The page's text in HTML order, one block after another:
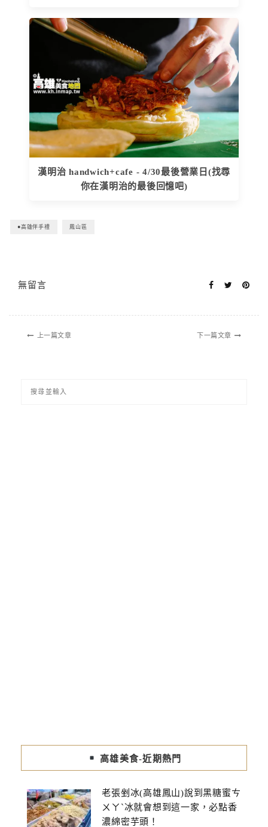
漢明治 handwich+cafe - 4/30最後營業日(找尋
你在漢明治的最後回憶吧)
●高雄伴手禮 鳳山區
無留言
上一篇文章 下一篇文章
高雄美食-近期熱門
老張剉冰(高雄鳳山)說到黑糖蜜ㄘ
ㄨㄚˋ冰就會想到這一家，必點香
濃綿密芋頭！